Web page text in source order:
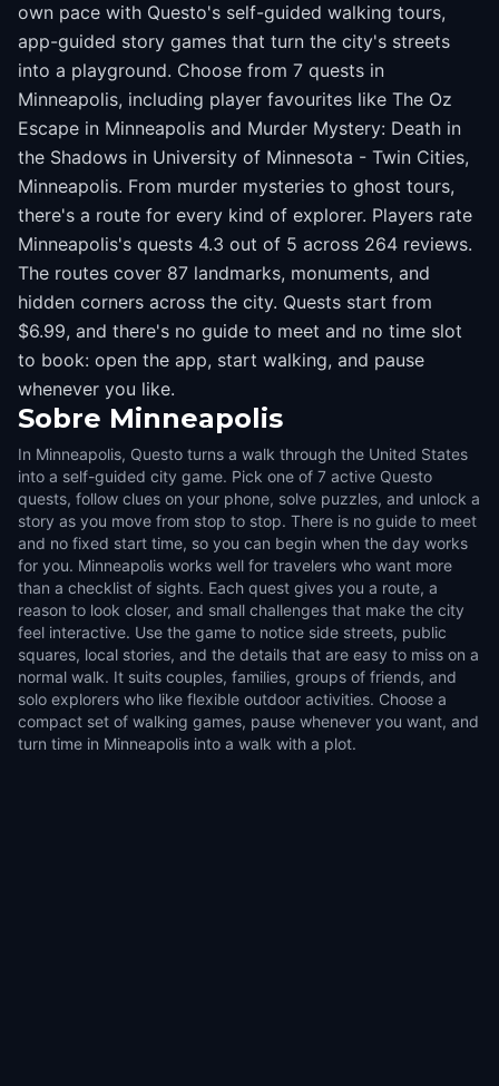
own pace with Questo's self-guided walking tours,
app-guided story games that turn the city's streets
into a playground. Choose from 7 quests in
Minneapolis, including player favourites like The Oz
Escape in Minneapolis and Murder Mystery: Death in
the Shadows in University of Minnesota - Twin Cities,
Minneapolis. From murder mysteries to ghost tours,
there's a route for every kind of explorer. Players rate
Minneapolis's quests 4.3 out of 5 across 264 reviews.
The routes cover 87 landmarks, monuments, and
hidden corners across the city. Quests start from
$6.99, and there's no guide to meet and no time slot
to book: open the app, start walking, and pause
whenever you like.
Sobre Minneapolis
In Minneapolis, Questo turns a walk through the United States
into a self-guided city game. Pick one of 7 active Questo
quests, follow clues on your phone, solve puzzles, and unlock a
story as you move from stop to stop. There is no guide to meet
and no fixed start time, so you can begin when the day works
for you. Minneapolis works well for travelers who want more
than a checklist of sights. Each quest gives you a route, a
reason to look closer, and small challenges that make the city
feel interactive. Use the game to notice side streets, public
squares, local stories, and the details that are easy to miss on a
normal walk. It suits couples, families, groups of friends, and
solo explorers who like flexible outdoor activities. Choose a
compact set of walking games, pause whenever you want, and
turn time in Minneapolis into a walk with a plot.